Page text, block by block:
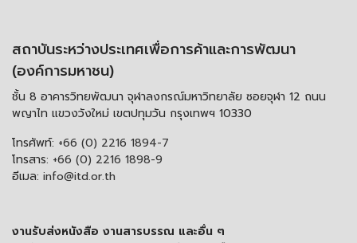
สถาบันระหว่างประเทศเพื่อการค้าและการพัฒนา
(องค์การมหาชน)
ชั้น 8 อาคารวิทยพัฒนา จุฬาลงกรณ์มหาวิทยาลัย ซอยจุฬา 12 ถนน
พญาไท แขวงวังใหม่ เขตปทุมวัน กรุงเทพฯ 10330
โทรศัพท์: +66 (0) 2216 1894-7
โทรสาร: +66 (0) 2216 1898-9
อีเมล: info@itd.or.th
งานรับส่งหนังสือ งานสารบรรณ และอื่น ๆ